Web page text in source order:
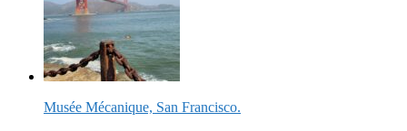
Musée Mécanique, San Francisco.